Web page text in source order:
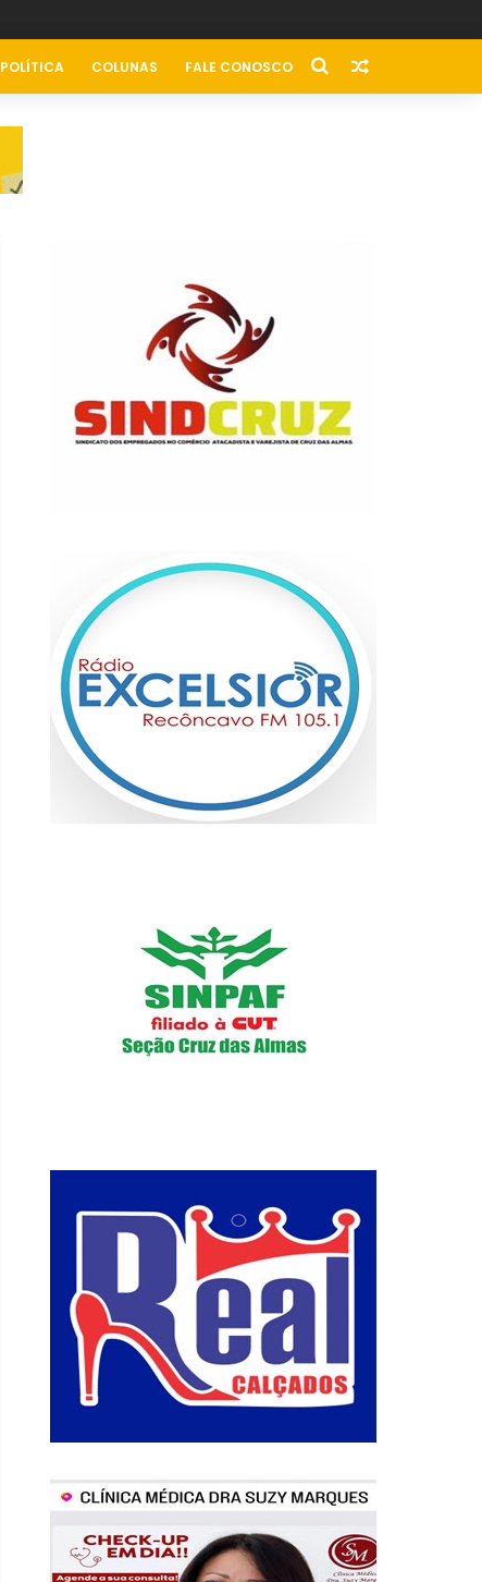
POLÍTICA COLUNAS FALE CONOSCO